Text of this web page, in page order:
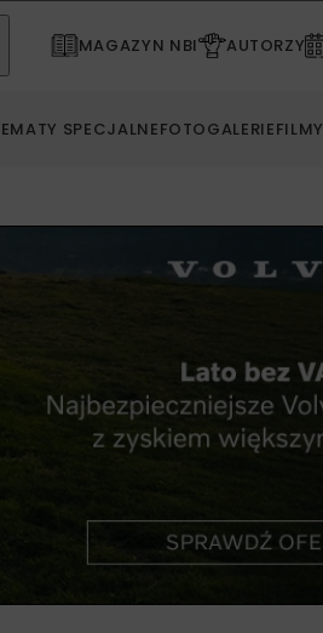
MAGAZYN NBI AUTORZY
SPECJALNEFOTOGALERIEFILMY